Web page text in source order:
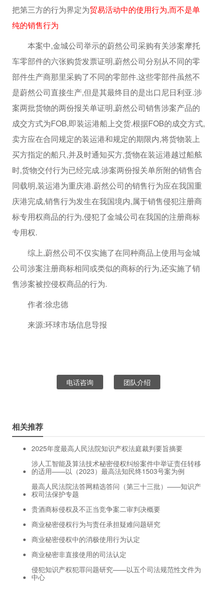
把第三方的行为界定为贸易活动中的使用行为,而不是单
纯的销售行为
本案中,金城公司举示的蔚然公司采购有关涉案摩托
车零部件的六张购货发票证明,蔚然公司分别从不同的零
部件生产商那里采购了不同的零部件.这些零部件虽然不
是蔚然公司直接生产,但是其最终目的是出口尼日利亚.涉
案两批货物的两份报关单证明,蔚然公司销售涉案产品的
成交方式为FOB,即装运港船上交货.根据FOB的成交方式,
卖方应在合同规定的装运港和规定的期限内,将货物装上
买方指定的船只,并及时通知买方,货物在装运港越过船舷
时,货物交付行为已经完成.涉案两份报关单所附的销售合
同载明,装运港为重庆港.蔚然公司的销售行为应在我国重
庆港完成,销售行为发生在我国境内,属于销售侵犯注册商
标专用权商品的行为,侵犯了金城公司在我国的注册商标
专用权.
综上,蔚然公司不仅实施了在同种商品上使用与金城
公司涉案注册商标相同或类似的商标的行为,还实施了销
售涉案被控侵权商品的行为.
作者:徐忠德
来源:环球市场信息导报
电话咨询 团队介绍
相关推荐
2025年度最高人民法院知识产权法庭裁判要旨摘要
涉人工智能及算法技术秘密侵权纠纷案件中举证责任转移
的适用——以（2023）最高法知民终1503号案为例
最高人民法院法答网精选答问（第三十三批）——知识产
权司法保护专题
贵酒商标侵权及不正当竞争案二审判决概要
商业秘密侵权行为与责任承担疑难问题研究
商业秘密侵权中的消极使用行为认定
商业秘密非直接使用的司法认定
侵犯知识产权犯罪问题研究——以五个司法规范性文件为
中心